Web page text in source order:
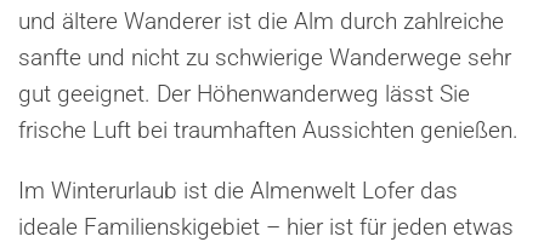
und ältere Wanderer ist die Alm durch zahlreiche
sanfte und nicht zu schwierige Wanderwege sehr
gut geeignet. Der Höhenwanderweg lässt Sie
frische Luft bei traumhaften Aussichten genießen.
Im Winterurlaub ist die Almenwelt Lofer das
ideale Familienskigebiet – hier ist für jeden etwas